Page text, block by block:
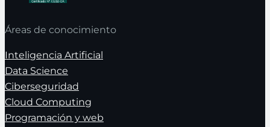
Áreas de conocimiento
Inteligencia Artificial
Data Science
Ciberseguridad
Cloud Computing
Programación y web